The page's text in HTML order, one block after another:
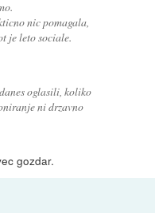
nic pomagala,
je leto sociale.
oglasili, koliko
ni drzavno
gozdar.